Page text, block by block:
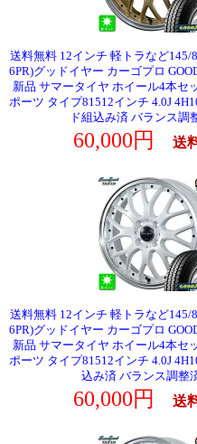
送料無料 12インチ 軽トラなど145/
6PR)グッドイヤー カーゴプロ
新品 サマータイヤ ホイール4本セ
ポーツ タイプ81512インチ 4.0J
ド組込み済 バランス調
60,000円 送
送料無料 12インチ 軽トラなど145/
6PR)グッドイヤー カーゴプロ
新品 サマータイヤ ホイール4本セ
ポーツ タイプ81512インチ 4.0J
込み済 バランス調整
60,000円 送